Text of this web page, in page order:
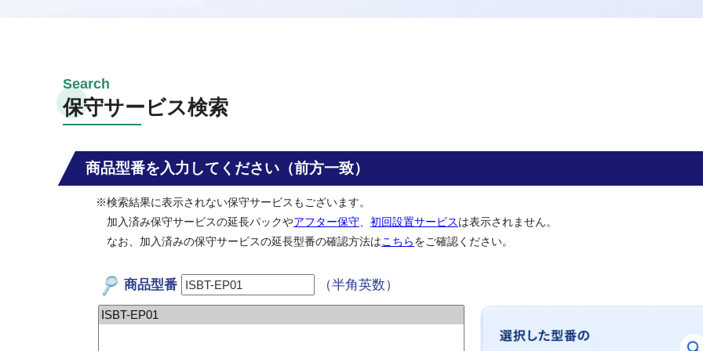
保守サービス検索
商品型番を入力してください（前方一致）
※検索結果に表示されない保守サービスもございます。
加入済み保守サービスの延長パックやアフター保守 初回設置サービスは表示されません。
なお、加入済みの保守サービスの延長型番の確認方法はこちらをご確認ください。
商品型番 （半角英数）